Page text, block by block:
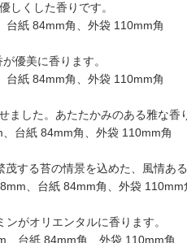
しくした香りです。
台紙 84mm角、外袋 110mm角
優美に香ります。
台紙 84mm角、外袋 110mm角
ました。あたたかみのある雅な香
台紙 84mm角、外袋 110mm角
する苔の情景を込めた、風情あ
、台紙 84mm角、外袋 110mm
がオリエンタルに香ります。
、台紙 84mm角、外袋 110mm角